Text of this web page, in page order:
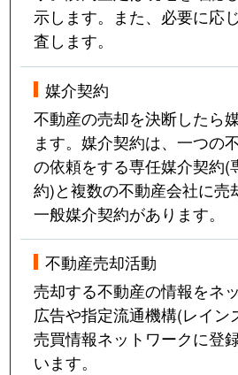
示します。また、必要に応
査します。
媒介契約
不動産の売却を決断したら
ます。媒介契約は、一つの
の依頼をする専任媒介契約(
約)と複数の不動産会社に売
一般媒介契約があります。
不動産売却活動
売却する不動産の情報をネ
広告や指定流通機構(レイン
売買情報ネットワークに登
います。